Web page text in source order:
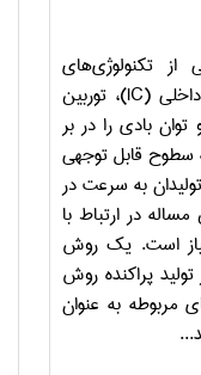
تکنولوژی‌های
(
IC)، توربین
بادی را در بر
سطوح قابل توجهی
به سرعت در
در ارتباط با
نیاز است. یک روش
پراکنده روش
مربوطه به عنوان